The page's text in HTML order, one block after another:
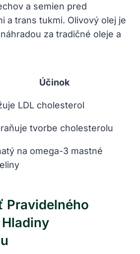
a semien pred
a trans tukmi. Olivový olej‌ je
za tradičné ⁤oleje a
Účinok
LDL cholesterol
tvorbe cholesterolu
na omega-3 mastné
Pravidelného